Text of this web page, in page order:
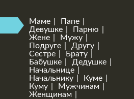
Маме
Папе
Девушке
Парню
Жене
Мужу
Подруге
Другу
Сестре
Брату
Бабушке
Дедушке
Начальнице
Начальнику
Куме
Куму
Мужчинам
Женщинам